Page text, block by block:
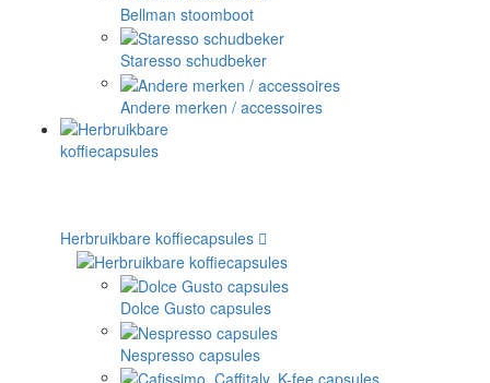
Bellman stoomboot
Staresso schudbeker
Andere merken / accessoires
Herbruikbare koffiecapsules
Dolce Gusto capsules
Nespresso capsules